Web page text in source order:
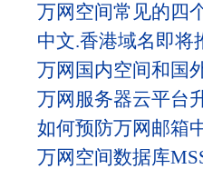
万网空间常见的四
中文.香港域名即将
万网国内空间和国
万网服务器云平台
如何预防万网邮箱
万网空间数据库